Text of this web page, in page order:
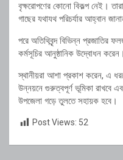
বৃক্ষরোপণের কোনো বিকল্প নেই।
গাছের যথাযথ পরিচর্যার আহ্বান
পরে অতিথিবৃন্দ বিভিন্ন প্রজাতির
কর্মসূচির আনুষ্ঠানিক উদ্বোধন করেন।
স্থানীয়রা আশা প্রকাশ করেন, এ
উন্নয়নে গুরুত্বপূর্ণ ভূমিকা রাখবে
উপজেলা গড়ে তুলতে সহায়ক হবে।
Post Views: 52